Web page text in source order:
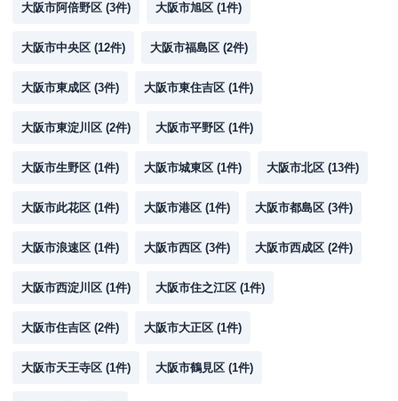
大阪市阿倍野区 (3件) 大阪市旭区 (1件)
大阪市中央区 (12件) 大阪市福島区 (2件)
大阪市東成区 (3件) 大阪市東住吉区 (1件)
大阪市東淀川区 (2件) 大阪市平野区 (1件)
大阪市生野区 (1件) 大阪市城東区 (1件) 大阪市北区 (13件)
大阪市此花区 (1件) 大阪市港区 (1件) 大阪市都島区 (3件)
大阪市浪速区 (1件) 大阪市西区 (3件) 大阪市西成区 (2件)
大阪市西淀川区 (1件) 大阪市住之江区 (1件)
大阪市住吉区 (2件) 大阪市大正区 (1件)
大阪市天王寺区 (1件) 大阪市鶴見区 (1件)